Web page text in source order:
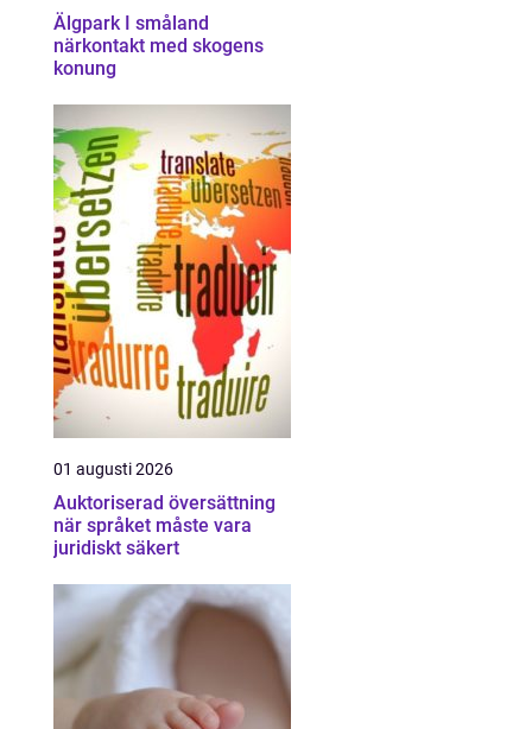
Älgpark I småland
närkontakt med skogens
konung
01 augusti 2026
Auktoriserad översättning
när språket måste vara
juridiskt säkert